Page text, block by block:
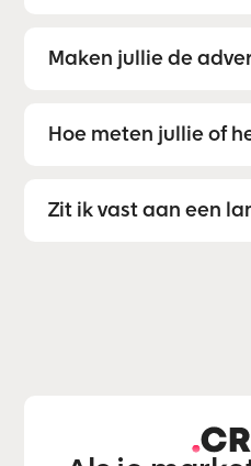
Maken jullie de
Hoe meten jullie of
Zit ik vast aan een